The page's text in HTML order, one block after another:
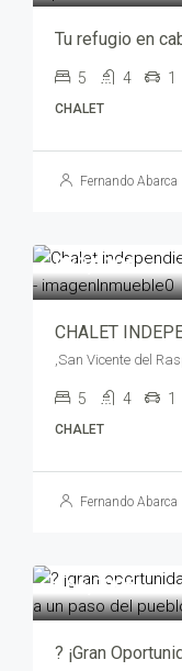
5 4 1
CHALET
Fernando Abarca
950,000€
5 4 1
CHALET
Fernando Abarca
465,000€